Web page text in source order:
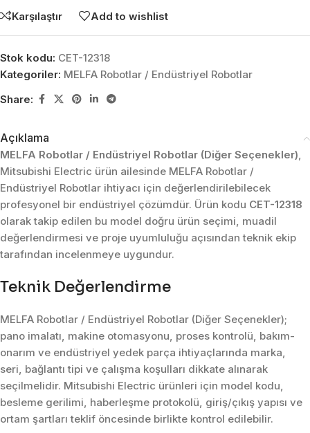
Karşılaştır Add to wishlist
Stok kodu: CET-12318
Kategoriler: MELFA Robotlar / Endüstriyel Robotlar
Share:
Açıklama
MELFA Robotlar / Endüstriyel Robotlar (Diğer Seçenekler),
Mitsubishi Electric ürün ailesinde MELFA Robotlar /
Endüstriyel Robotlar ihtiyacı için değerlendirilebilecek
profesyonel bir endüstriyel çözümdür. Ürün kodu CET-12318
olarak takip edilen bu model doğru ürün seçimi, muadil
değerlendirmesi ve proje uyumluluğu açısından teknik ekip
tarafından incelenmeye uygundur.
Teknik Değerlendirme
MELFA Robotlar / Endüstriyel Robotlar (Diğer Seçenekler);
pano imalatı, makine otomasyonu, proses kontrolü, bakım-
onarım ve endüstriyel yedek parça ihtiyaçlarında marka,
seri, bağlantı tipi ve çalışma koşulları dikkate alınarak
seçilmelidir. Mitsubishi Electric ürünleri için model kodu,
besleme gerilimi, haberleşme protokolü, giriş/çıkış yapısı ve
ortam şartları teklif öncesinde birlikte kontrol edilebilir.